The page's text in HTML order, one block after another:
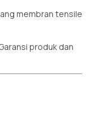
membran tensile
produk dan